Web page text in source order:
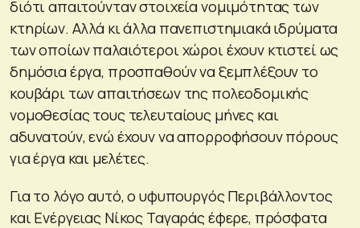
διότι απαιτούνταν στοιχεία νομιμότητας των
κτηρίων. Αλλά κι άλλα πανεπιστημιακά ιδρύματα
των οποίων παλαιότεροι χώροι έχουν κτιστεί ως
δημόσια έργα, προσπαθούν να ξεμπλέξουν το
κουβάρι των απαιτήσεων της πολεοδομικής
νομοθεσίας τους τελευταίους μήνες και
αδυνατούν, ενώ έχουν να απορροφήσουν πόρους
για έργα και μελέτες.
Για το λόγο αυτό, ο υφυπουργός Περιβάλλοντος
και Ενέργειας Νίκος Ταγαράς έφερε, πρόσφατα